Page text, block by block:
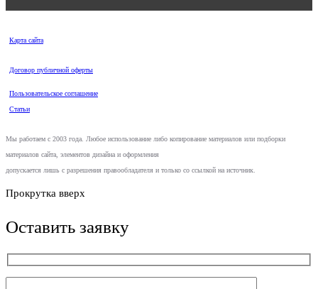
Карта сайта
Договор публичной оферты
Пользовательское соглашение
Статьи
Мы работаем с 2003 года. Любое использование либо копирование материалов или подборки
материалов сайта, элементов дизайна и оформления
допускается лишь с разрешения правообладателя и только со ссылкой на источник.
Прокрутка вверх
Оставить заявку